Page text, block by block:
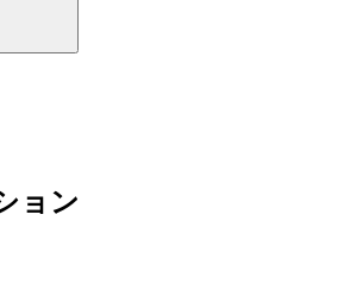
ョン